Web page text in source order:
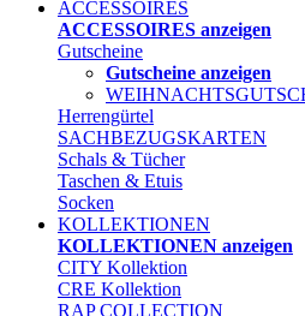
ACCESSOIRES
ACCESSOIRES anzeigen
Gutscheine
Gutscheine anzeigen
Herrengürtel
SACHBEZUGSKARTEN
Schals & Tücher
Taschen & Etuis
Socken
KOLLEKTIONEN
KOLLEKTIONEN anzeigen
CITY Kollektion
CRE Kollektion
RAP COLLECTION